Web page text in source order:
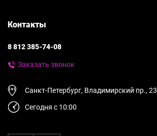
Контакты
8 812 385-74-08
Заказать звонок
Санкт-Петербург, Владимирский пр., 23
Сегодня с 10:00